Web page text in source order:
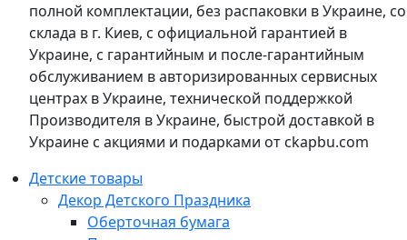
полной комплектации, без распаковки в Украине, со
склада в г. Киев, с официальной гарантией в
Украине, с гарантийным и после-гарантийным
обслуживанием в авторизированных сервисных
центрах в Украине, технической поддержкой
Производителя в Украине, быстрой доставкой в
Украине с акциями и подарками от ckapbu.com
Детские товары
Декор Детского Праздника
Оберточная бумага